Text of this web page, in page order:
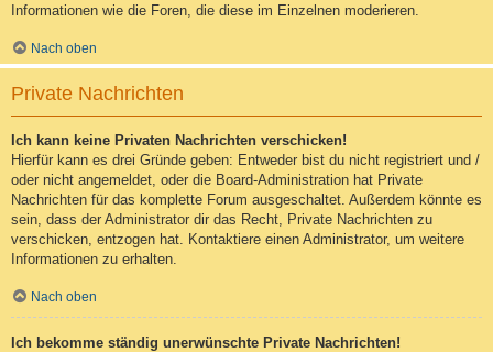
Informationen wie die Foren, die diese im Einzelnen moderieren.
Nach oben
Private Nachrichten
Ich kann keine Privaten Nachrichten verschicken!
Hierfür kann es drei Gründe geben: Entweder bist du nicht registriert und /
oder nicht angemeldet, oder die Board-Administration hat Private
Nachrichten für das komplette Forum ausgeschaltet. Außerdem könnte es
sein, dass der Administrator dir das Recht, Private Nachrichten zu
verschicken, entzogen hat. Kontaktiere einen Administrator, um weitere
Informationen zu erhalten.
Nach oben
Ich bekomme ständig unerwünschte Private Nachrichten!